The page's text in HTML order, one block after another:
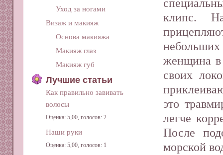
клипс.
женщина в
своих
это
легче
После
морской
Уход за ногами
Визаж и макияж
Основа макияжа
Макияж глаз
Макияж губ
Лучшие статьи
Как правильно завивать
волосы
Оценка: 5,00, голосов: 2
Наши руки
Оценка: 5,00, голосов: 1